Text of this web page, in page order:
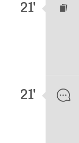
21'
21'